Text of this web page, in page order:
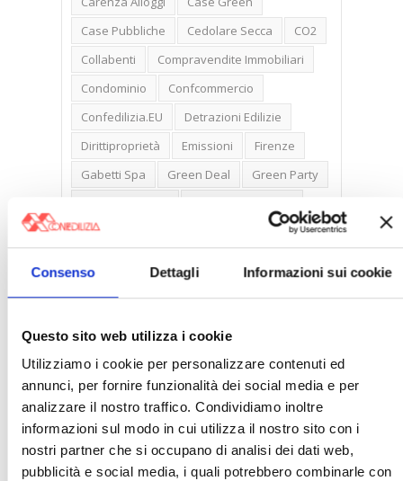
Consenso Dettagli Informazioni sui cookie
Questo sito web utilizza i cookie
Utilizziamo i cookie per personalizzare contenuti ed
annunci, per fornire funzionalità dei social media e per
analizzare il nostro traffico. Condividiamo inoltre
informazioni sul modo in cui utilizza il nostro sito con i
nostri partner che si occupano di analisi dei dati web,
pubblicità e social media, i quali potrebbero combinarle con
Case Pubbliche
Cedolare Secca
CO2
Collabenti
Compravendite Immobiliari
Condominio
Confcommercio
Confedilizia.EU
Detrazioni Edilizie
Dirittiproprietà
Emissioni
Firenze
Gabetti Spa
Green Deal
Green Party
Libero Mercato
New York
Trasferimenti
Valore Case